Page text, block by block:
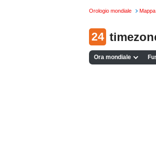
Orologio mondiale
24
Ora mondiale